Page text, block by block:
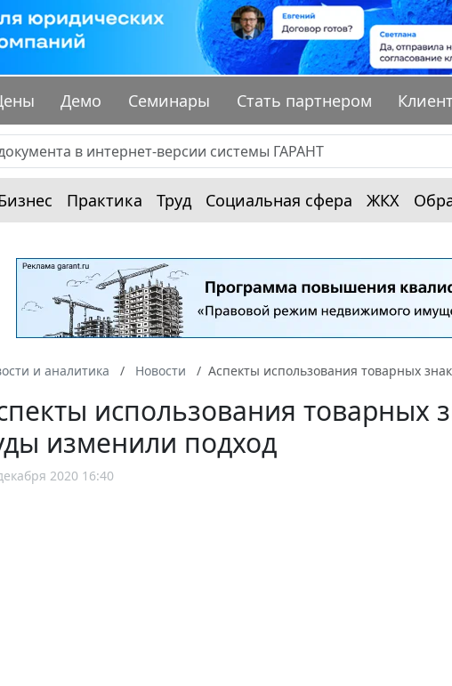
Демо Семинары Стать партнером
Практика Труд Социальная сфера ЖКХ
и аналитика Новости Аспекты использования товарных
использования товарных
изменили подход
2020 16:40